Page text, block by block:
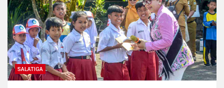
SALATIGA